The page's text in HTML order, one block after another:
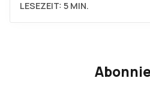
LESEZEIT: 5 MIN.